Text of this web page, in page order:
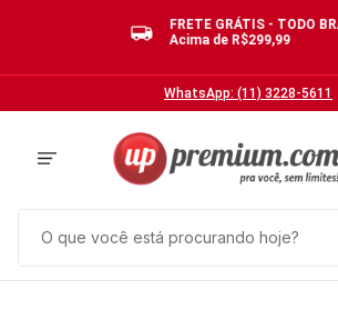
FRETE GRÁTIS - TODO
Acima de R$299,99
WhatsApp: (11) 3228-5611